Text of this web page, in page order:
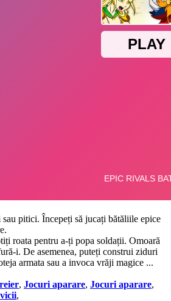
pitici. Începeți să jucați bătăliile epice
roata pentru a-ți popa soldații. Omoară
i. De asemenea, puteți construi ziduri
armata sau a invoca vrăji magice ...
, Jocuri aparare, Jocuri aparare,
,